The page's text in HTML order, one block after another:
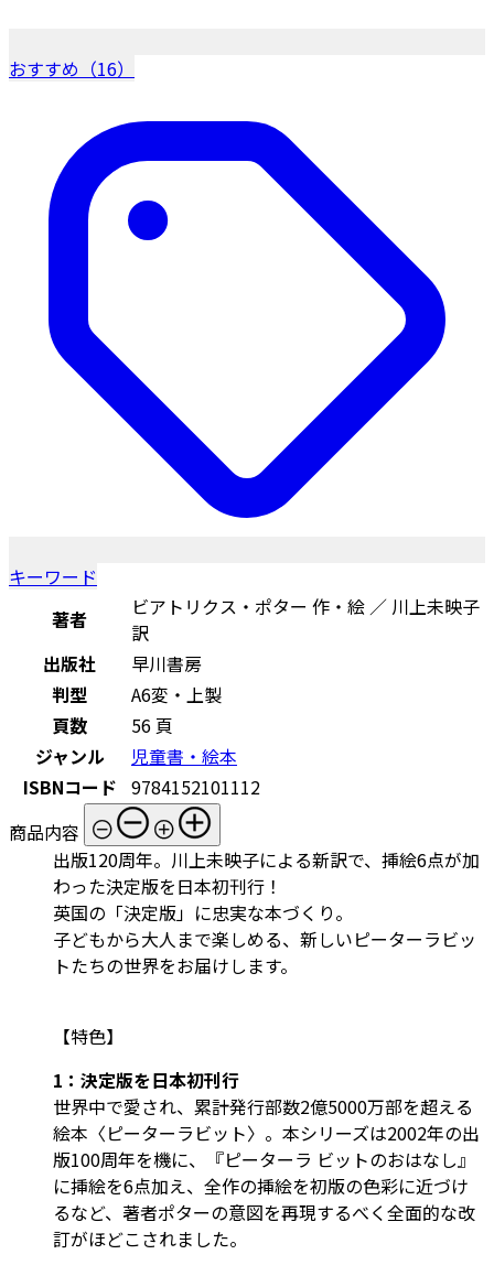
おすすめ（16）
キーワード
著者
ビアトリクス・ポター 作・絵 ／ 川上未映子
訳
出版社
早川書房
判型
A6変・上製
頁数
56 頁
ジャンル
児童書・絵本
ISBNコード 9784152101112
商品内容
出版120周年。川上未映子による新訳で、挿絵6点が加
わった決定版を日本初刊行！
英国の「決定版」に忠実な本づくり。
子どもから大人まで楽しめる、新しいピーターラビッ
トたちの世界をお届けします。
【特色】
1：決定版を日本初刊行
世界中で愛され、累計発行部数2億5000万部を超える
絵本〈ピーターラビット〉。本シリーズは2002年の出
版100周年を機に、『ピーターラ ビットのおはなし』
に挿絵を6点加え、全作の挿絵を初版の色彩に近づけ
るなど、著者ポターの意図を再現するべく全面的な改
訂がほどこされました。